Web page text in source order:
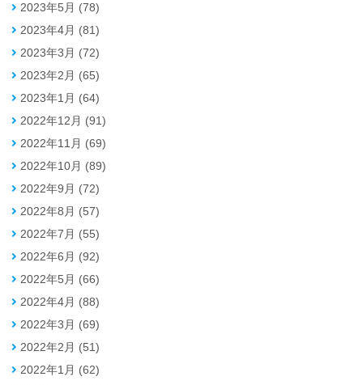
2023年5月 (78)
2023年4月 (81)
2023年3月 (72)
2023年2月 (65)
2023年1月 (64)
2022年12月 (91)
2022年11月 (69)
2022年10月 (89)
2022年9月 (72)
2022年8月 (57)
2022年7月 (55)
2022年6月 (92)
2022年5月 (66)
2022年4月 (88)
2022年3月 (69)
2022年2月 (51)
2022年1月 (62)